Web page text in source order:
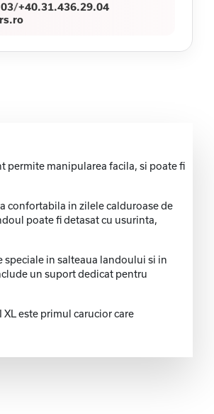
/+40.31.436.29.04
permite manipularea facila, si poate fi
confortabila in zilele calduroase de
poate fi detasat cu usurinta,
speciale in salteaua landoului si in
un suport dedicat pentru
este primul carucior care